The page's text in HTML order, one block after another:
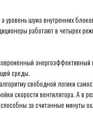
уровень шума внутренних
работают в четырех
энергоэффективный
среды.
свободной логики
скорости вентилятора. А в
за считанные минуты